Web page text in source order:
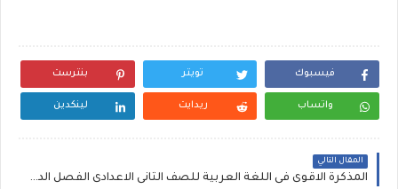
فيسبوك تويتر بنترست
واتساب ريدايت لينكدين
المقال التالي
المذكرة الاقوى فى اللغة العربية للصف الثانى الاعدادى الفصل الدراسى الاول .